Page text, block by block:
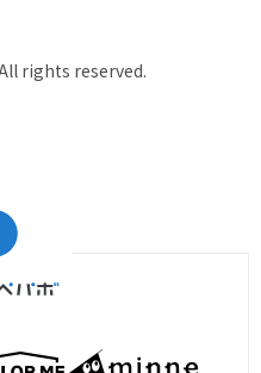
rights reserved.